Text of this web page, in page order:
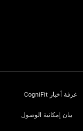
غرفة أخبار CogniFit
بيان إمكانية الوصول